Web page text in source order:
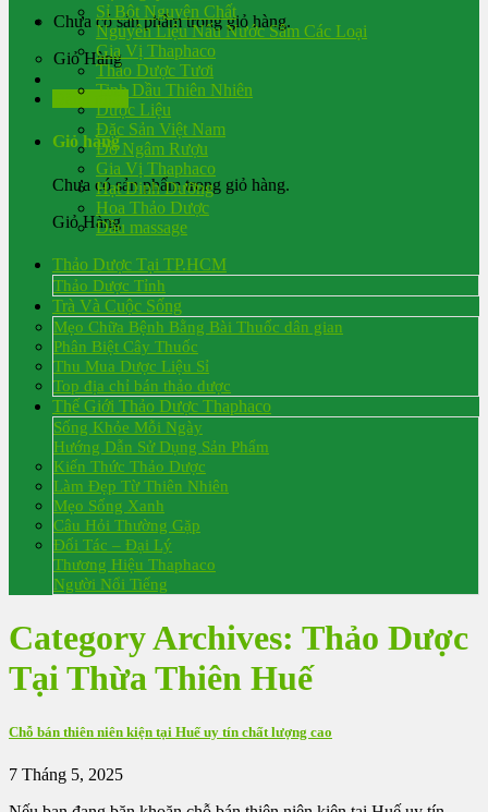
Chưa có sản phẩm trong giỏ hàng.
Giỏ Hàng
Đăng nhập
Giỏ hàng
Chưa có sản phẩm trong giỏ hàng.
Giỏ Hàng
Sỉ Bột Nguyên Chất
Nguyên Liệu Nấu Nước Sâm Các Loại
Gia Vị Thaphaco
Thảo Dược Tươi
Tinh Dầu Thiên Nhiên
Dược Liệu
Đặc Sản Việt Nam
Đồ Ngâm Rượu
Gia Vị Thaphaco
Hạt Dinh Dưỡng
Hoa Thảo Dược
Dầu massage
Thảo Dược Tại TP.HCM
Thảo Dược Tỉnh
Trà Và Cuộc Sống
Mẹo Chữa Bệnh Bằng Bài Thuốc dân gian
Phân Biệt Cây Thuốc
Thu Mua Dược Liệu Sỉ
Top địa chỉ bán thảo dược
Thế Giới Thảo Dược Thaphaco
Sống Khỏe Mỗi Ngày
Hướng Dẫn Sử Dụng Sản Phẩm
Kiến Thức Thảo Dược
Làm Đẹp Từ Thiên Nhiên
Mẹo Sống Xanh
Câu Hỏi Thường Gặp
Đối Tác – Đại Lý
Thương Hiệu Thaphaco
Người Nổi Tiếng
Category Archives: Thảo Dược
Tại Thừa Thiên Huế
Chỗ bán thiên niên kiện tại Huế uy tín chất lượng cao
7 Tháng 5, 2025